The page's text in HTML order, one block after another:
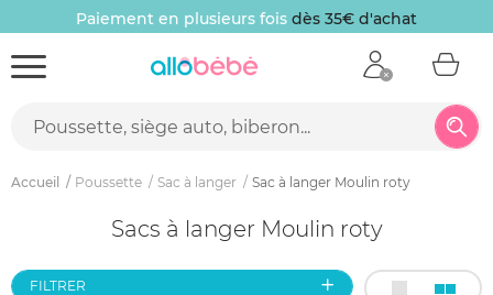
Paiement en plusieurs fois dès 35€ d'achat
Accueil Poussette Sac à langer Sac à langer Moulin roty
Sacs à langer Moulin roty
FILTRER